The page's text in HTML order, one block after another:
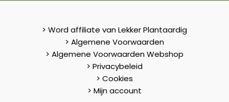
> Word affiliate van Lekker Plantaardig
> Algemene Voorwaarden
> Algemene Voorwaarden Webshop
> Privacybeleid
> Cookies
> Mijn account